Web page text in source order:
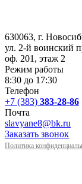
630063, г.
ул. 2-й воинский
оф. 201, этаж 2
Режим работы
8:30 до 17:30
Телефон
+7 (383) 383-28-86
Почта
slavyane8@bk.ru
Заказать звонок
Политика